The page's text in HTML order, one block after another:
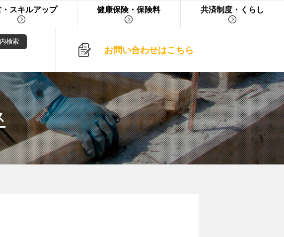
スキルアップ 健康保険・保険料 共済制度・くらし
お問い合わせはこちら